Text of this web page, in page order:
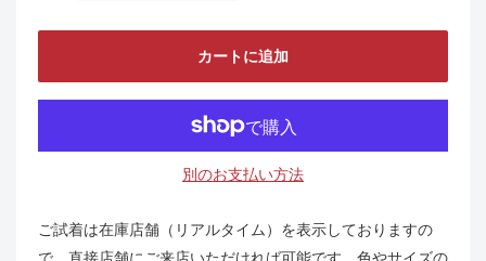
カートに追加
別のお支払い方法
ご試着は在庫店舗（リアルタイム）を表示しておりますの